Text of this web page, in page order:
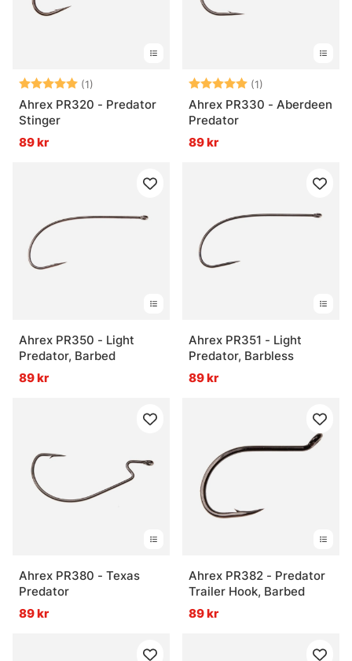
Betyg: (1)
5.0 utav 5 stjärnor
Ahrex PR320 - Predator
Stinger
89 kr
Betyg: (1)
Ahrex PR330 - Aberdeen
Predator
89 kr
Ahrex PR350 - Light
Predator, Barbed
89 kr
Ahrex PR351 - Light
Predator, Barbless
89 kr
Ahrex PR380 - Texas
Predator
89 kr
Ahrex PR382 - Predator
Trailer Hook, Barbed
89 kr